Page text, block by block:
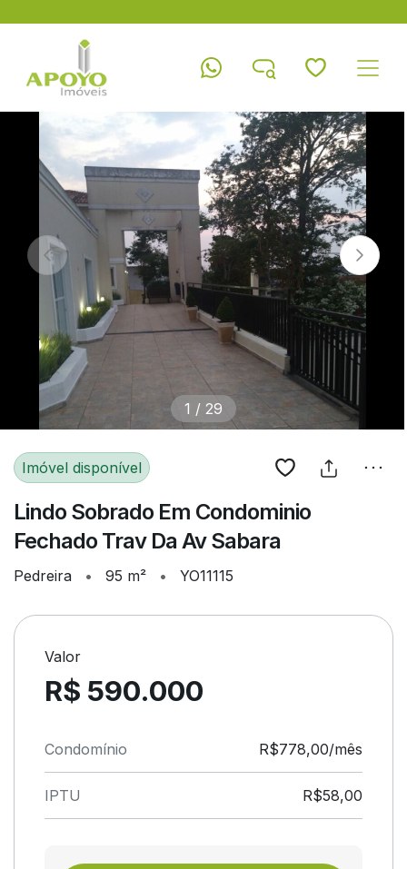
1 / 29
Imóvel disponível
Lindo Sobrado Em Condominio
Fechado Trav Da Av Sabara
Pedreira • 95 m² • YO11115
Valor
R$ 590.000
Condomínio R$778,00/mês
IPTU R$58,00